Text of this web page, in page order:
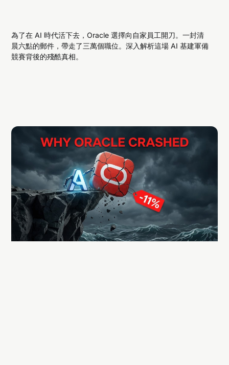
為了在 AI 時代活下去，Oracle 選擇向自家員工開刀。一封清
晨六點的郵件，帶走了三萬個職位。深入解析這場 AI 基建軍備
競賽背後的殘酷真相。